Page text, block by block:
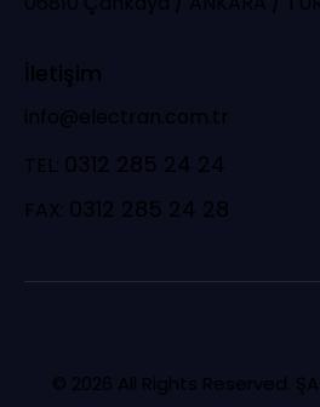
İletişim
info@electran.com.tr
TEL: 0312 285 24 24
FAX: 0312 285 24 28
© 2026 All Rights Reserved.